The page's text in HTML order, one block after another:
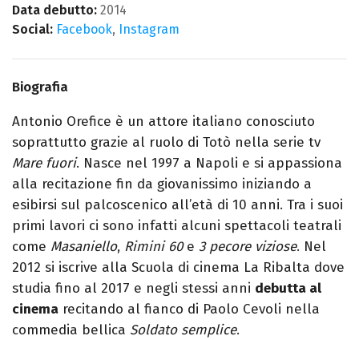
Data debutto: 2014
Social: Facebook, Instagram
Biografia
Antonio Orefice è un attore italiano conosciuto
soprattutto grazie al ruolo di Totò nella serie tv
Mare fuori. Nasce nel 1997 a Napoli e si appassiona
alla recitazione fin da giovanissimo iniziando a
esibirsi sul palcoscenico all’età di 10 anni. Tra i suoi
primi lavori ci sono infatti alcuni spettacoli teatrali
come Masaniello, Rimini 60e 3 pecore viziose. Nel
2012 si iscrive alla Scuola di cinema La Ribalta dove
studia fino al 2017 e negli stessi anni debutta al
cinema recitando al fianco di Paolo Cevoli nella
commedia bellica Soldato semplice.